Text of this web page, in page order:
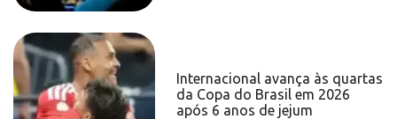
Internacional avança às quartas
da Copa do Brasil em 2026
após 6 anos de jejum